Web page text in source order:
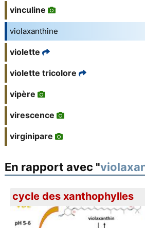
vinculine
violaxanthine
violette
violette tricolore
vipère
virescence
virginipare
En rapport avec "
cycle des xanthophylles